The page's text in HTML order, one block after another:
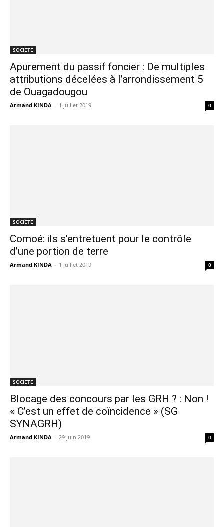
SOCIETE
Apurement du passif foncier : De multiples
attributions décelées à l’arrondissement 5
de Ouagadougou
Armand KINDA - 1 juillet 2019 0
SOCIETE
Comoé: ils s’entretuent pour le contrôle
d’une portion de terre
Armand KINDA - 1 juillet 2019 0
SOCIETE
Blocage des concours par les GRH ? : Non !
« C’est un effet de coïncidence » (SG
SYNAGRH)
Armand KINDA - 29 juin 2019 0